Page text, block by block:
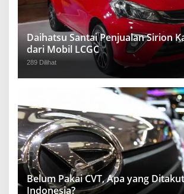
Daihatsu Santai Penjualan Sirion
dari Mobil LCGC
289 Dilihat
Belum Pakai CVT, Apa yang
Indonesia?